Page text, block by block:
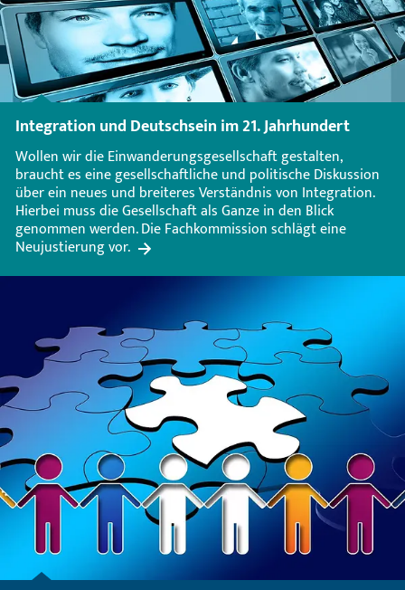
Integration und Deutschsein im 21. Jahrhundert
Wollen wir die Einwanderungsgesellschaft gestalten,
braucht es eine gesellschaftliche und politische Diskussion
über ein neues und breiteres Verständnis von Integration.
Hierbei muss die Gesellschaft als Ganze in den Blick
genommen werden. Die Fachkommission schlägt eine
Neujustierung vor.